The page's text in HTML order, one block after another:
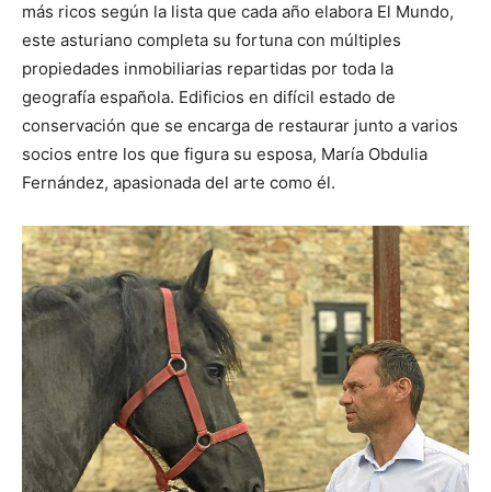
más ricos según la lista que cada año elabora El Mundo,
este asturiano completa su fortuna con múltiples
propiedades inmobiliarias repartidas por toda la
geografía española. Edificios en difícil estado de
conservación que se encarga de restaurar junto a varios
socios entre los que figura su esposa, María Obdulia
Fernández, apasionada del arte como él.